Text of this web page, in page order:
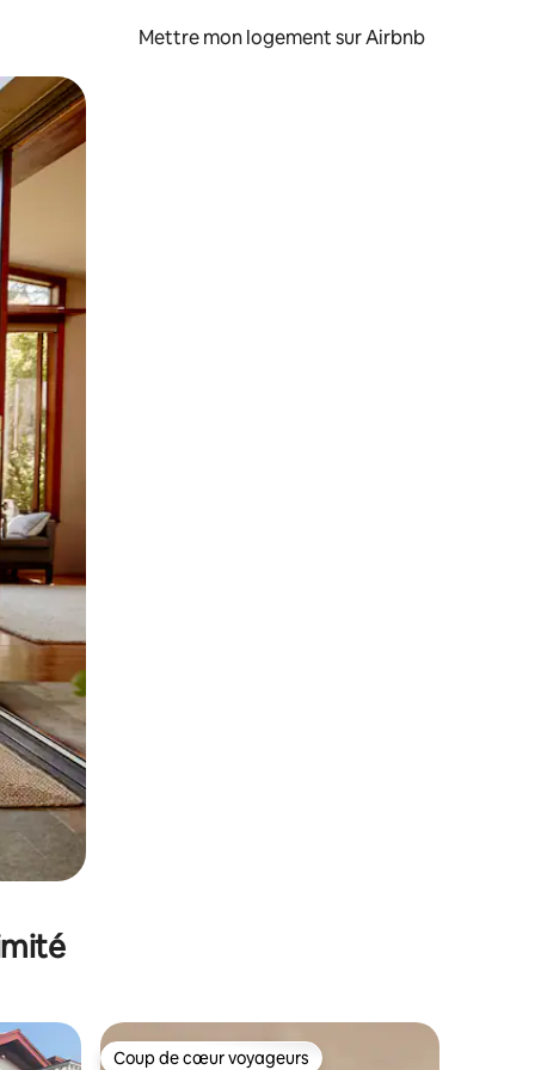
Mettre mon logement sur Airbnb
glisser.
Coup de cœur voyageurs